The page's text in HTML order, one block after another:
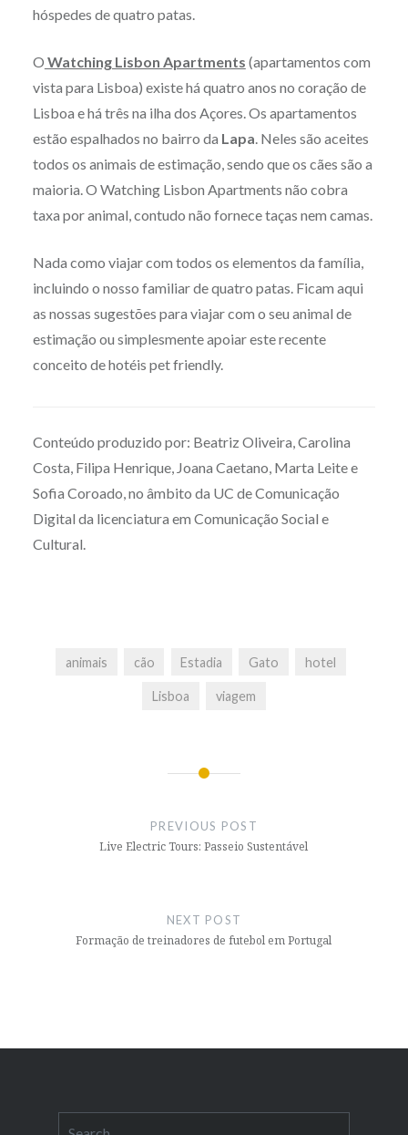
hóspedes de quatro patas.
O Watching Lisbon Apartments (apartamentos com
vista para Lisboa) existe há quatro anos no coração de
Lisboa e há três na ilha dos Açores. Os apartamentos
estão espalhados no bairro da Lapa. Neles são aceites
todos os animais de estimação, sendo que os cães são a
maioria. O Watching Lisbon Apartments não cobra
taxa por animal, contudo não fornece taças nem camas.
Nada como viajar com todos os elementos da família,
incluindo o nosso familiar de quatro patas. Ficam aqui
as nossas sugestões para viajar com o seu animal de
estimação ou simplesmente apoiar este recente
conceito de hotéis pet friendly.
Conteúdo produzido por: Beatriz Oliveira, Carolina
Costa, Filipa Henrique, Joana Caetano, Marta Leite e
Sofia Coroado, no âmbito da UC de Comunicação
Digital da licenciatura em Comunicação Social e
Cultural.
animais cão Estadia Gato hotel
Lisboa viagem
PREVIOUS POST
Live Electric Tours: Passeio Sustentável
NEXT POST
Formação de treinadores de futebol em Portugal